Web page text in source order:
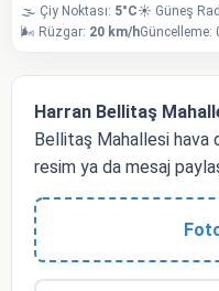
🌫️ Çiy Noktası: 5°C☀️ Güneş
🌬️ Rüzgar: 20 km/hGüncelleme:
Harran Bellitaş
Bellitaş Mahallesi hava
resim ya da mesaj